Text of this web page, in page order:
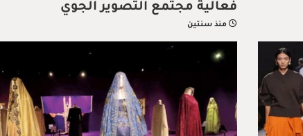
فعالية مجتمع التصوير الجوي
منذ سنتين